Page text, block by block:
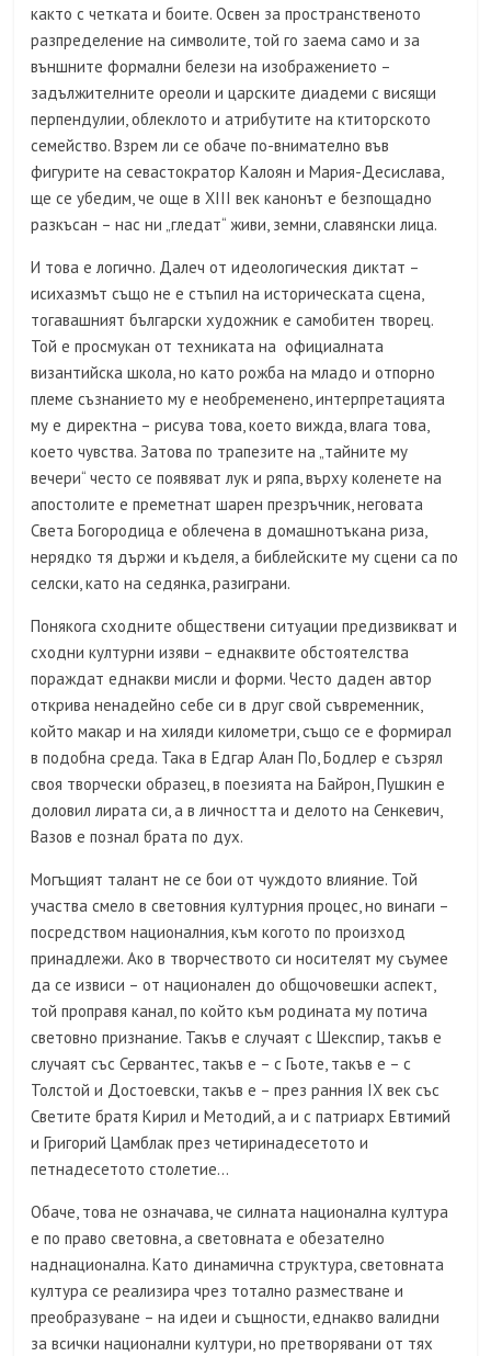
както с четката и боите. Освен за пространственото
разпределение на символите, той го заема само и за
външните формални белези на изображението –
задължителните ореоли и царските диадеми с висящи
перпендулии, облеклото и атрибутите на ктиторското
семейство. Взрем ли се обаче по-внимателно във
фигурите на севастократор Калоян и Мария-Десислава,
ще се убедим, че още в XIII век канонът е безпощадно
разкъсан – нас ни „гледат“ живи, земни, славянски лица.
И това е логично. Далеч от идеологическия диктат –
исихазмът също не е стъпил на историческата сцена,
тогавашният български художник е самобитен творец.
Той е просмукан от техниката на официалната
византийска школа, но като рожба на младо и отпорно
племе съзнанието му е необременено, интерпретацията
му е директна – рисува това, което вижда, влага това,
което чувства. Затова по трапезите на „тайните му
вечери“ често се появяват лук и ряпа, върху коленете на
апостолите е преметнат шарен презръчник, неговата
Света Богородица е облечена в домашнотъкана риза,
нерядко тя държи и къделя, а библейските му сцени са по
селски, като на седянка, разиграни.
Понякога сходните обществени ситуации предизвикват и
сходни културни изяви – еднаквите обстоятелства
пораждат еднакви мисли и форми. Често даден автор
открива ненадейно себе си в друг свой съвременник,
който макар и на хиляди километри, също се е формирал
в подобна среда. Така в Едгар Алан По, Бодлер е съзрял
своя творчески образец, в поезията на Байрон, Пушкин е
доловил лирата си, а в личността и делото на Сенкевич,
Вазов е познал брата по дух.
Могъщият талант не се бои от чуждото влияние. Той
участва смело в световния културния процес, но винаги –
посредством националния, към когото по произход
принадлежи. Ако в творчеството си носителят му съумее
да се извиси – от национален до общочовешки аспект,
той проправя канал, по който към родината му потича
световно признание. Такъв е случаят с Шекспир, такъв е
случаят със Сервантес, такъв е – с Гьоте, такъв е – с
Толстой и Достоевски, такъв е – през ранния IX век със
Светите братя Кирил и Методий, а и с патриарх Евтимий
и Григорий Цамблак през четиринадесетото и
петнадесетото столетие…
Обаче, това не означава, че силната национална култура
е по право световна, а световната е обезателно
наднационална. Като динамична структура, световната
култура се реализира чрез тотално разместване и
преобразуване – на идеи и същности, еднакво валидни
за всички национални култури, но претворявани от тях